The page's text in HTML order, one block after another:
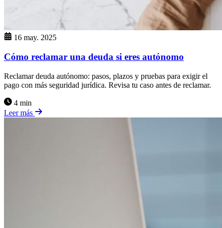
16 may. 2025
Cómo reclamar una deuda si eres autónomo
Reclamar deuda autónomo: pasos, plazos y pruebas para exigir el
pago con más seguridad jurídica. Revisa tu caso antes de reclamar.
4 min
Leer más